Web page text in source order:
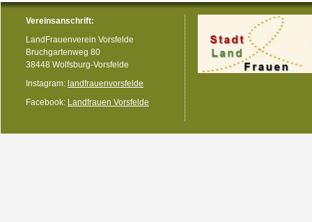
Vereinsanschrift:
LandFrauenverein Vorsfelde
Bruchgartenweg 80
38448 Wolfsburg-Vorsfelde
Instagram: landfrauenvorsfelde
Facebook: Landfrauen Vorsfelde